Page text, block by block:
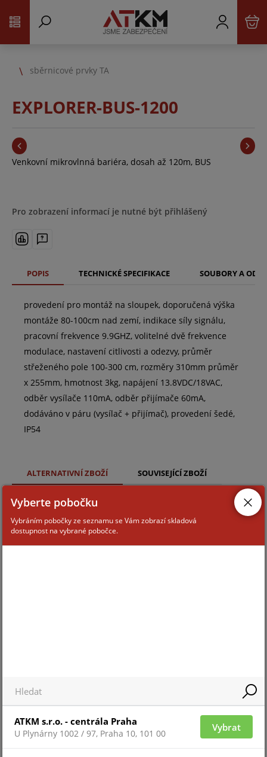
sběrnicové prvky TA
EXPLORER-BUS-1200
Venkovní mikrovlnná bariéra, dosah až 120m, BUS
Pro zobrazení informací je nutné být přihlášený
POPIS TECHNICKÉ SPECIFIKACE SOUBORY A
provedení pro montáž na sloupek, doporučená výška
montáže 80-100cm nad zemí, indikace síly signálu,
pracovní frekvence 9.9GHZ, volitelné dvě frekvence
modulace, nastavení citlivosti a odezvy, průměr
střeženého pole 100-300 cm, rozměry 310mm průměr
x 255mm, hmotnost 3kg, napájení 13.8VDC/18VAC,
odběr vysílače 110mA, odběr přijímače 60mA,
dodáváno v páru (vysílač + přijímač), provedení šedé,
IP54
ALTERNATIVNÍ ZBOŽÍ SOUVISEJÍCÍ ZBOŽÍ
ZAŘAZENÍ ZBOŽÍ
systémy TECNOALARM
Vyberte pobočku
Vybráním pobočky ze seznamu se Vám zobrazí skladová
dostupnost na vybrané pobočce.
ATKM s.r.o. - centrála Praha
U Plynárny 1002 / 97, Praha 10, 101 00
Vybrat